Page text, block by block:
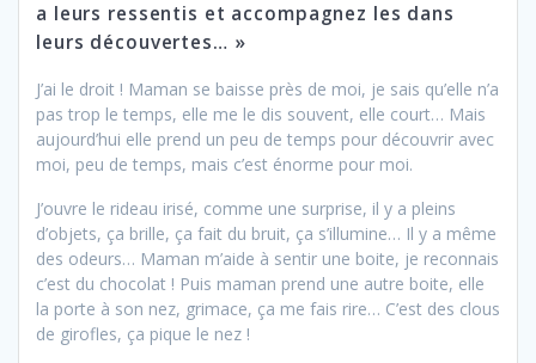
a leurs ressentis et accompagnez les dans
leurs découvertes… »
J’ai le droit ! Maman se baisse près de moi, je sais qu’elle n’a
pas trop le temps, elle me le dis souvent, elle court… Mais
aujourd’hui elle prend un peu de temps pour découvrir avec
moi, peu de temps, mais c’est énorme pour moi.
J’ouvre le rideau irisé, comme une surprise, il y a pleins
d’objets, ça brille, ça fait du bruit, ça s’illumine… Il y a même
des odeurs… Maman m’aide à sentir une boite, je reconnais
c’est du chocolat ! Puis maman prend une autre boite, elle
la porte à son nez, grimace, ça me fais rire… C’est des clous
de girofles, ça pique le nez !